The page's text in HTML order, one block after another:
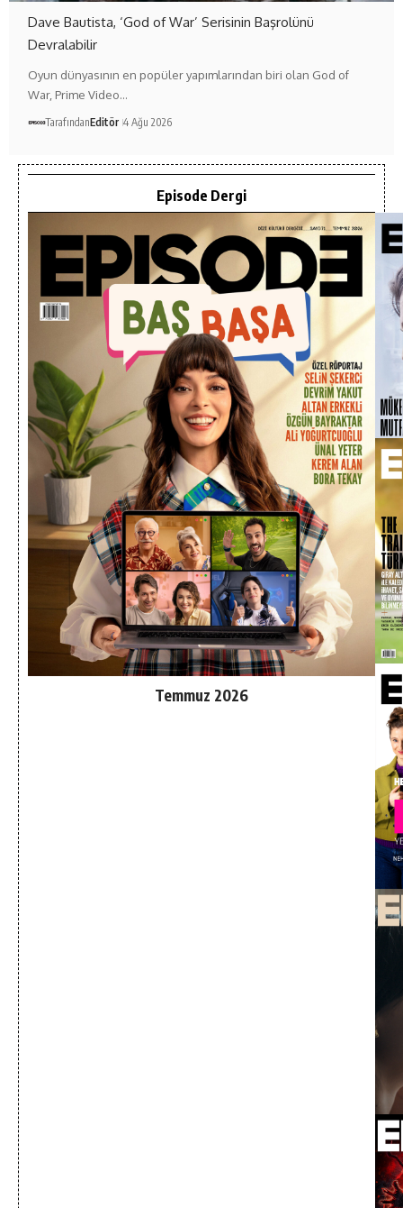
Dave Bautista, ‘God of War’ Serisinin Başrolünü
Devralabilir
Oyun dünyasının en popüler yapımlarından biri olan God of
War, Prime Video…
TarafındanEditör 4 Ağu 2026
Episode Dergi
Temmuz 2026